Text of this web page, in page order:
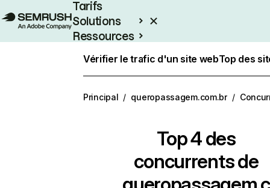
Tarifs
Solutions
Ressources
Vérifier le trafic d'un site webTop des
Principal / queropassagem.com.br /
Top 4 des
concurrents de